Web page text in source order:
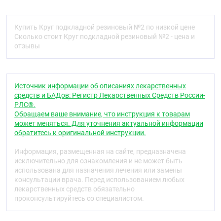
после операций на прямой кишке.
Способ применения
дезинфицируют погружением изделия в 1% по
массе раствор хлорамина при температуре не ниже
плюс 18*С на 30+5 мин. После дезинфекции
изделие промывают проточной водой. 8 течении
суток круг должен выдерживать не более трех
дезинфекций. Наполнить круг воздухом. Плотно
вставить пробку. Максимальная нагрузка на крут
120 кг. Максимальное время нагрузки на изделие
-1 час.
Повернув пациента на бок, круг помещается под
простынь так, чтобы участок кожи, который
подвергается давлению, находился над
отверстием круга. Надувается ртом, при этом
вентиль протирается спиртом, а отверстие
накрывается несколькими слоями стерильной
Купить Круг подкладной резиновый №2 по низкой цене
Сколько стоит Круг подкладной резиновый №2 - цена и
отзывы
Источник информации об описаниях лекарственных
средств и БАДов: Регистр Лекарственных Средств России-
РЛС®.
Обращаем ваше внимание, что инструкция к товарам
может меняться. Для уточнения актуальной информации
обратитесь к оригинальной инструкции.
Информация, размещенная на сайте, предназначена
исключительно для ознакомления и не может быть
использована для назначения лечения или замены
консультации врача. Перед использованием любых
лекарственных средств обязательно
проконсультируйтесь со специалистом.